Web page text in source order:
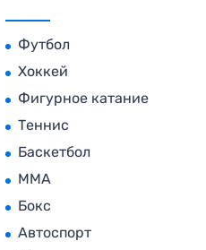
Футбол
Хоккей
Фигурное катание
Теннис
Баскетбол
MMA
Бокс
Автоспорт